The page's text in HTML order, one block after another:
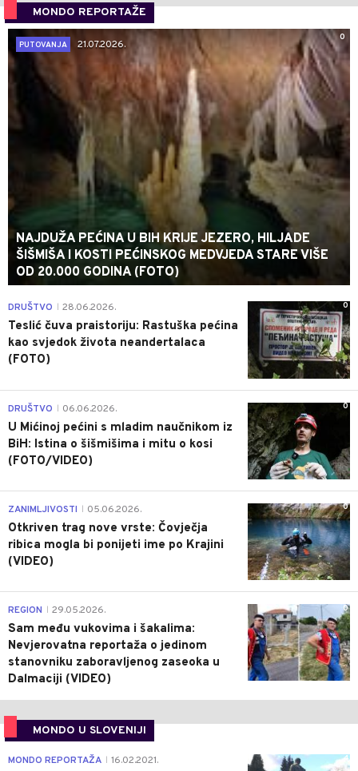
MONDO REPORTAŽE
0
PUTOVANJA
21.07.2026.
NAJDUŽA PEĆINA U BIH KRIJE JEZERO, HILJADE
ŠIŠMIŠA I KOSTI PEĆINSKOG MEDVJEDA STARE VIŠE
OD 20.000 GODINA (FOTO)
0
DRUŠTVO 28.06.2026.
Teslić čuva praistoriju: Rastuška pećina
kao svjedok života neandertalaca
(FOTO)
0
DRUŠTVO 06.06.2026.
U Mićinoj pećini s mladim naučnikom iz
BiH: Istina o šišmišima i mitu o kosi
(FOTO/VIDEO)
0
ZANIMLJIVOSTI 05.06.2026.
Otkriven trag nove vrste: Čovječja
ribica mogla bi ponijeti ime po Krajini
(VIDEO)
0
REGION 29.05.2026.
Sam među vukovima i šakalima:
Nevjerovatna reportaža o jedinom
stanovniku zaboravljenog zaseoka u
Dalmaciji (VIDEO)
MONDO U SLOVENIJI
4
MONDO REPORTAŽA 16.02.2021.